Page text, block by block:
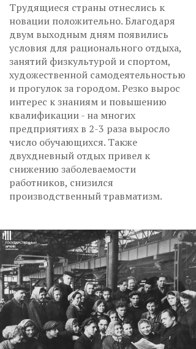
Трудящиеся страны отнеслись к
новации положительно. Благодаря
двум выходным дням появились
условия для рационального отдыха,
занятий физкультурой и спортом,
художественной самодеятельностью
и прогулок за городом. Резко вырос
интерес к знаниям и повышению
квалификации - на многих
предприятиях в 2-3 раза выросло
число обучающихся. Также
двухдневный отдых привел к
снижению заболеваемости
работников, снизился
производственный травматизм.